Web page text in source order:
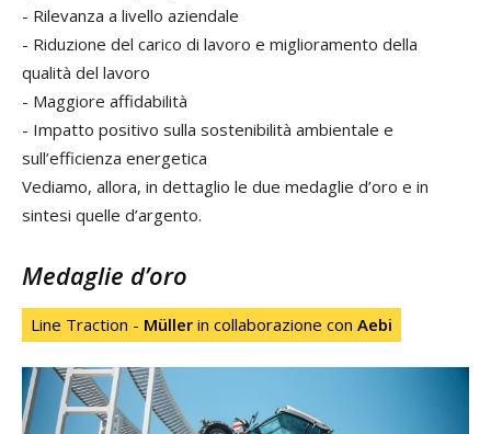
- Rilevanza a livello aziendale
- Riduzione del carico di lavoro e miglioramento della
qualità del lavoro
- Maggiore affidabilità
- Impatto positivo sulla sostenibilità ambientale e
sull’efficienza energetica
Vediamo, allora, in dettaglio le due medaglie d’oro e in
sintesi quelle d’argento.
Medaglie d’oro
Line Traction - Müller in collaborazione con Aebi